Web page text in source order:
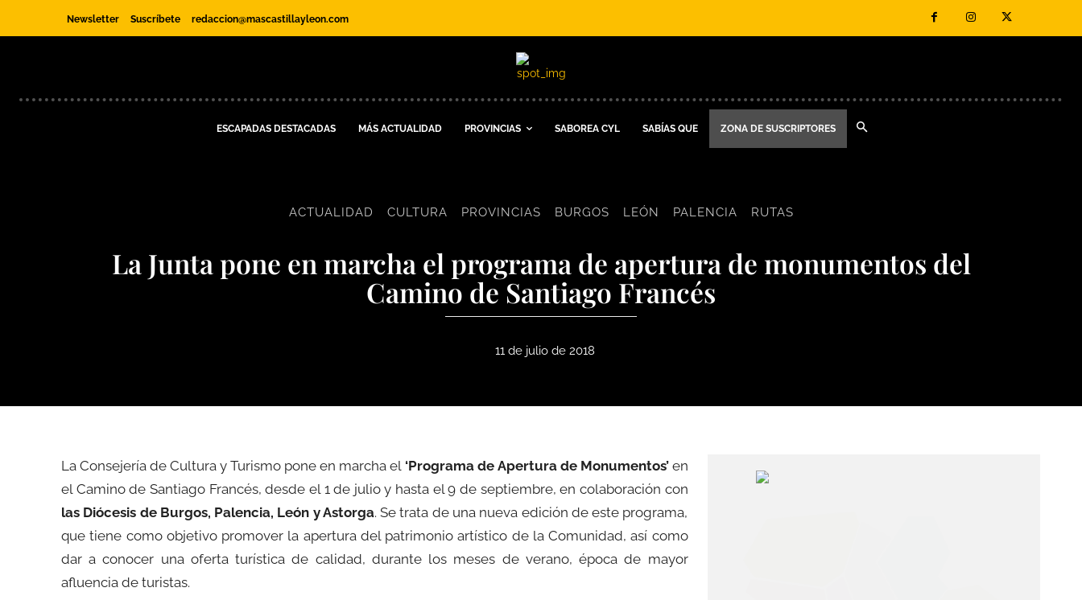
Newsletter Suscríbete redaccion@mascastillayleon.com
ESCAPADAS DESTACADAS MÁS ACTUALIDAD PROVINCIAS SABOREA CYL SABÍAS QUE ZONA DE SUSCRIPTORES
ACTUALIDAD CULTURA PROVINCIAS BURGOS LEÓN PALENCIA RUTAS
La Junta pone en marcha el programa de apertura de monumentos del
Camino de Santiago Francés
11 de julio de 2018
La Consejería de Cultura y Turismo pone en marcha el ‘Programa de Apertura de Monumentos’en
el Camino de Santiago Francés, desde el 1 de julio y hasta el 9 de septiembre, en colaboración con
las Diócesis de Burgos, Palencia, León y Astorga. Se trata de una nueva edición de este programa,
que tiene como objetivo promover la apertura del patrimonio artístico de la Comunidad, así como
dar a conocer una oferta turística de calidad, durante los meses de verano, época de mayor
afluencia de turistas.